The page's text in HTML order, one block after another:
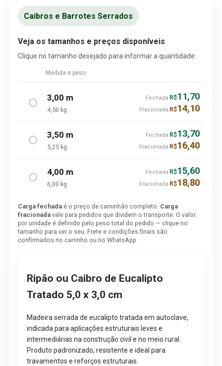
Caibros e Barrotes Serrados
Veja os tamanhos e preços disponíveis
Clique no tamanho desejado para informar a quantidade.
Medida e peso
3,00 m
4,50 kg
Fechada R$11,70
Fracionada R$14,10
3,50 m
5,25 kg
Fechada R$13,70
Fracionada R$16,40
4,00 m
6,00 kg
Fechada R$15,60
Fracionada R$18,80
Carga fechada é o preço de caminhão completo. Carga
fracionada vale para pedidos que dividem o transporte. O valor
por unidade é definido pelo peso total do pedido — clique no
tamanho para ver o seu. Frete e condições finais são
confirmados no carrinho ou no WhatsApp.
Ripão ou Caibro de Eucalipto
Tratado 5,0 x 3,0 cm
Madeira serrada de eucalipto tratada em autoclave,
indicada para aplicações estruturais leves e
intermediárias na construção civil e no meio rural.
Produto padronizado, resistente e ideal para
travamentos e reforços estruturais.